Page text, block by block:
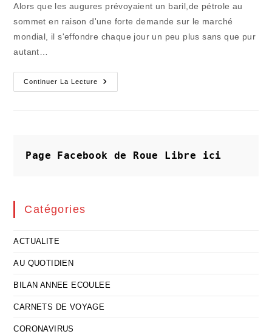
publication :
Alors que les augures prévoyaient un baril,de pétrole au
sommet en raison d'une forte demande sur le marché
mondial, il s'effondre chaque jour un peu plus sans que pur
autant…
Continuer La Lecture
Le
Prix
Page Facebook de Roue Libre ici
Catégories
ACTUALITE
AU QUOTIDIEN
BILAN ANNEE ECOULEE
CARNETS DE VOYAGE
CORONAVIRUS